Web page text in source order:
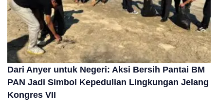
Dari Anyer untuk Negeri: Aksi Bersih Pantai BM
PAN Jadi Simbol Kepedulian Lingkungan Jelang
Kongres VII​